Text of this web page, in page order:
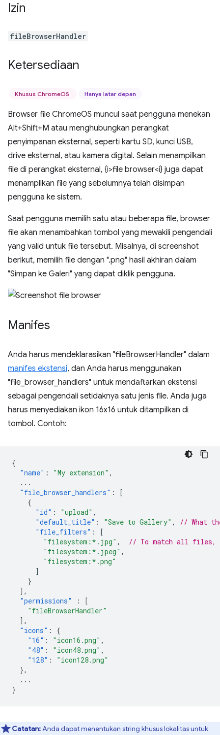
Izin
fileBrowserHandler
Ketersediaan
Khusus ChromeOS Hanya latar depan
Browser file ChromeOS muncul saat pengguna menekan
Alt+Shift+M atau menghubungkan perangkat
penyimpanan eksternal, seperti kartu SD, kunci USB,
drive eksternal, atau kamera digital. Selain menampilkan
file di perangkat eksternal, {i>file browser<i} juga dapat
menampilkan file yang sebelumnya telah disimpan
pengguna ke sistem.
Saat pengguna memilih satu atau beberapa file, browser
file akan menambahkan tombol yang mewakili pengendali
yang valid untuk file tersebut. Misalnya, di screenshot
berikut, memilih file dengan ".png" hasil akhiran dalam
"Simpan ke Galeri" yang dapat diklik pengguna.
Manifes
Anda harus mendeklarasikan "fileBrowserHandler" dalam
manifes ekstensi, dan Anda harus menggunakan
"file_browser_handlers" untuk mendaftarkan ekstensi
sebagai pengendali setidaknya satu jenis file. Anda juga
harus menyediakan ikon 16x16 untuk ditampilkan di
tombol. Contoh:
{
"name" : "My extension" ,
...
"file_browser_handlers" :
[
{
"id" : "upload" ,
"default_title" : "Save to Gallery" ,
// What
"file_filters" :
[
"filesystem:*.jpg" ,
// To match all files,
"filesystem:*.jpeg" ,
"filesystem:*.png"
]
}
],
"permissions"
:
[
"fileBrowserHandler"
],
"icons" :
{
"16" : "icon16.png" ,
"48" : "icon48.png" ,
"128" :
"icon128.png"
},
...
}
Catatan:Anda dapat menentukan string khusus lokalitas untuk